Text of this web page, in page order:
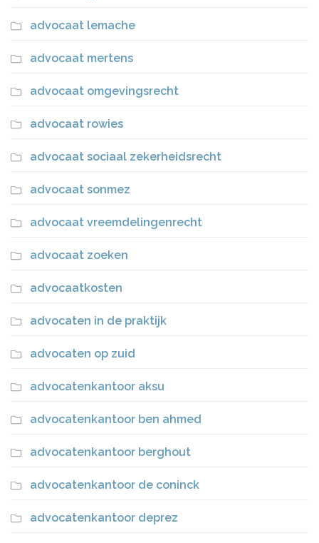
advocaat lemache
advocaat mertens
advocaat omgevingsrecht
advocaat rowies
advocaat sociaal zekerheidsrecht
advocaat sonmez
advocaat vreemdelingenrecht
advocaat zoeken
advocaatkosten
advocaten in de praktijk
advocaten op zuid
advocatenkantoor aksu
advocatenkantoor ben ahmed
advocatenkantoor berghout
advocatenkantoor de coninck
advocatenkantoor deprez